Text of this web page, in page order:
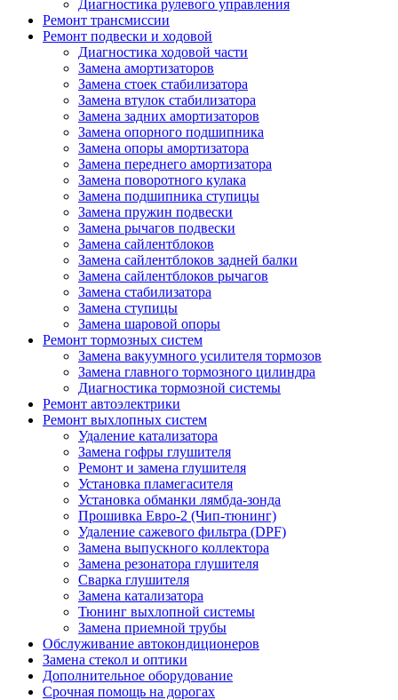
Диагностика рулевого управления
Ремонт трансмиссии
Ремонт подвески и ходовой
Диагностика ходовой части
Замена амортизаторов
Замена стоек стабилизатора
Замена втулок стабилизатора
Замена задних амортизаторов
Замена опорного подшипника
Замена опоры амортизатора
Замена переднего амортизатора
Замена поворотного кулака
Замена подшипника ступицы
Замена пружин подвески
Замена рычагов подвески
Замена сайлентблоков
Замена сайлентблоков задней балки
Замена сайлентблоков рычагов
Замена стабилизатора
Замена ступицы
Замена шаровой опоры
Ремонт тормозных систем
Замена вакуумного усилителя тормозов
Замена главного тормозного цилиндра
Диагностика тормозной системы
Ремонт автоэлектрики
Ремонт выхлопных систем
Удаление катализатора
Замена гофры глушителя
Ремонт и замена глушителя
Установка пламегасителя
Установка обманки лямбда-зонда
Прошивка Евро-2 (Чип-тюнинг)
Удаление сажевого фильтра (DPF)
Замена выпускного коллектора
Замена резонатора глушителя
Сварка глушителя
Замена катализатора
Тюнинг выхлопной системы
Замена приемной трубы
Обслуживание автокондиционеров
Замена стекол и оптики
Дополнительное оборудование
Срочная помощь на дорогах